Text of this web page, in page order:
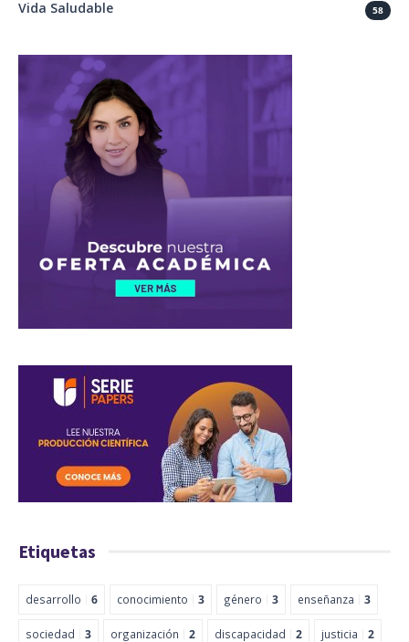
Vida Saludable 58
Etiquetas
desarrollo 6 conocimiento 3 género 3 enseñanza 3
sociedad 3 organización 2 discapacidad 2 justicia 2